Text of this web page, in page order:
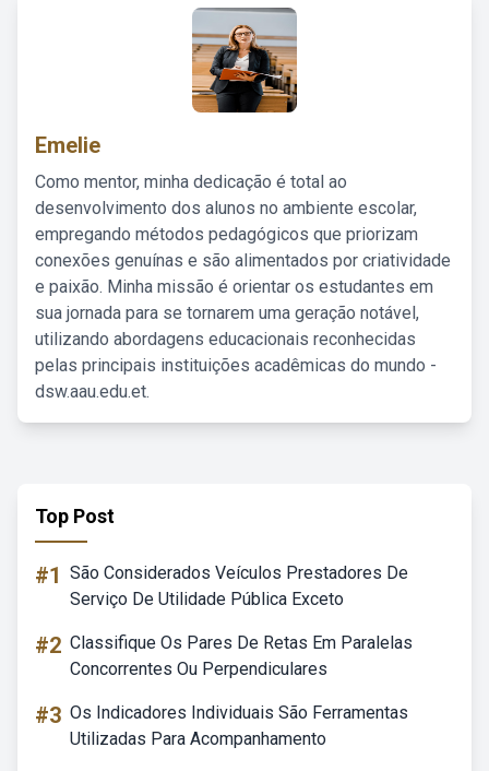
Emelie
Como mentor, minha dedicação é total ao
desenvolvimento dos alunos no ambiente escolar,
empregando métodos pedagógicos que priorizam
conexões genuínas e são alimentados por criatividade
e paixão. Minha missão é orientar os estudantes em
sua jornada para se tornarem uma geração notável,
utilizando abordagens educacionais reconhecidas
pelas principais instituições acadêmicas do mundo -
dsw.aau.edu.et.
Top Post
#1 São Considerados Veículos Prestadores De
Serviço De Utilidade Pública Exceto
#2 Classifique Os Pares De Retas Em Paralelas
Concorrentes Ou Perpendiculares
#3 Os Indicadores Individuais São Ferramentas
Utilizadas Para Acompanhamento